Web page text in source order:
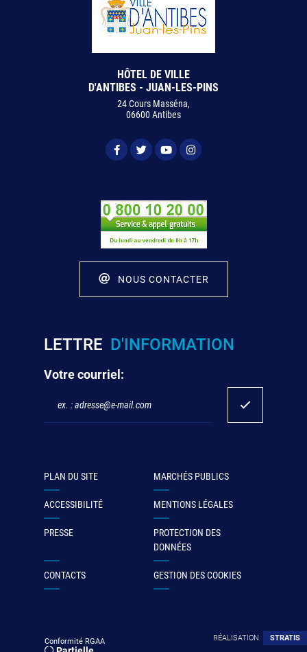
HÔTEL DE VILLE
D'ANTIBES - JUAN-LES-PINS
24 Cours Masséna,
06600 Antibes
NOUS CONTACTER
LETTRE D'INFORMATION
Votre courriel:
PLAN DU SITE MARCHÉS PUBLICS
ACCESSIBILITÉ MENTIONS LÉGALES
PRESSE
PROTECTION DES
DONNÉES
CONTACTS GESTION DES COOKIES
Conformité RGAA RÉALISATION STRATIS